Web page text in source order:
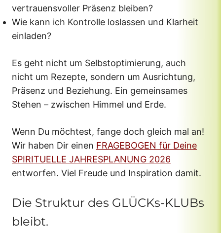
vertrauensvoller Präsenz bleiben?
Wie kann ich Kontrolle loslassen und Klarheit
einladen?
Es geht nicht um Selbstoptimierung, auch
nicht um Rezepte, sondern um Ausrichtung,
Präsenz und Beziehung. Ein gemeinsames
Stehen – zwischen Himmel und Erde.
Wenn Du möchtest, fange doch gleich mal an!
Wir haben Dir einen FRAGEBOGEN für Deine
SPIRITUELLE JAHRESPLANUNG 2026
entworfen. Viel Freude und Inspiration damit.
Die Struktur des GLÜCKs-KLUBs
bleibt.